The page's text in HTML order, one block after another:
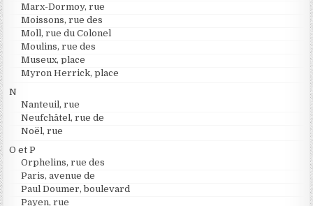
Marx-Dormoy, rue
Moissons, rue des
Moll, rue du Colonel
Moulins, rue des
Museux, place
Myron Herrick, place
N
Nanteuil, rue
Neufchâtel, rue de
Noël, rue
O et P
Orphelins, rue des
Paris, avenue de
Paul Doumer, boulevard
Payen, rue